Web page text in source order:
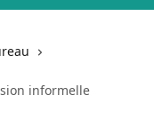
informelle